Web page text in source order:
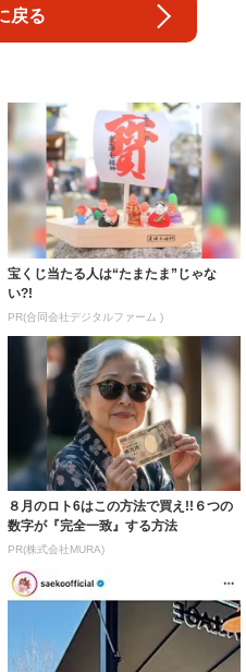
戻る
宝くじ当たる人は“たまたま”じゃな
い?!
PR(合同会社デジタルファーム )
８月のロト6はこの方法で買え!!６つの
数字が『完全一致』する方法
PR(株式会社MURA)